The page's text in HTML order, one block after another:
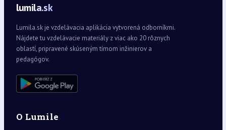
lumila.sk
Lumila.sk je vzdelávacia aplikácia vytvorená odborníkmi.
Nájdete tu vzdelávacie materiály z viac ako 20 rôznych
oblastí, pripravené skúseným tímom inžinierov a
pedagógov.
O Lumile